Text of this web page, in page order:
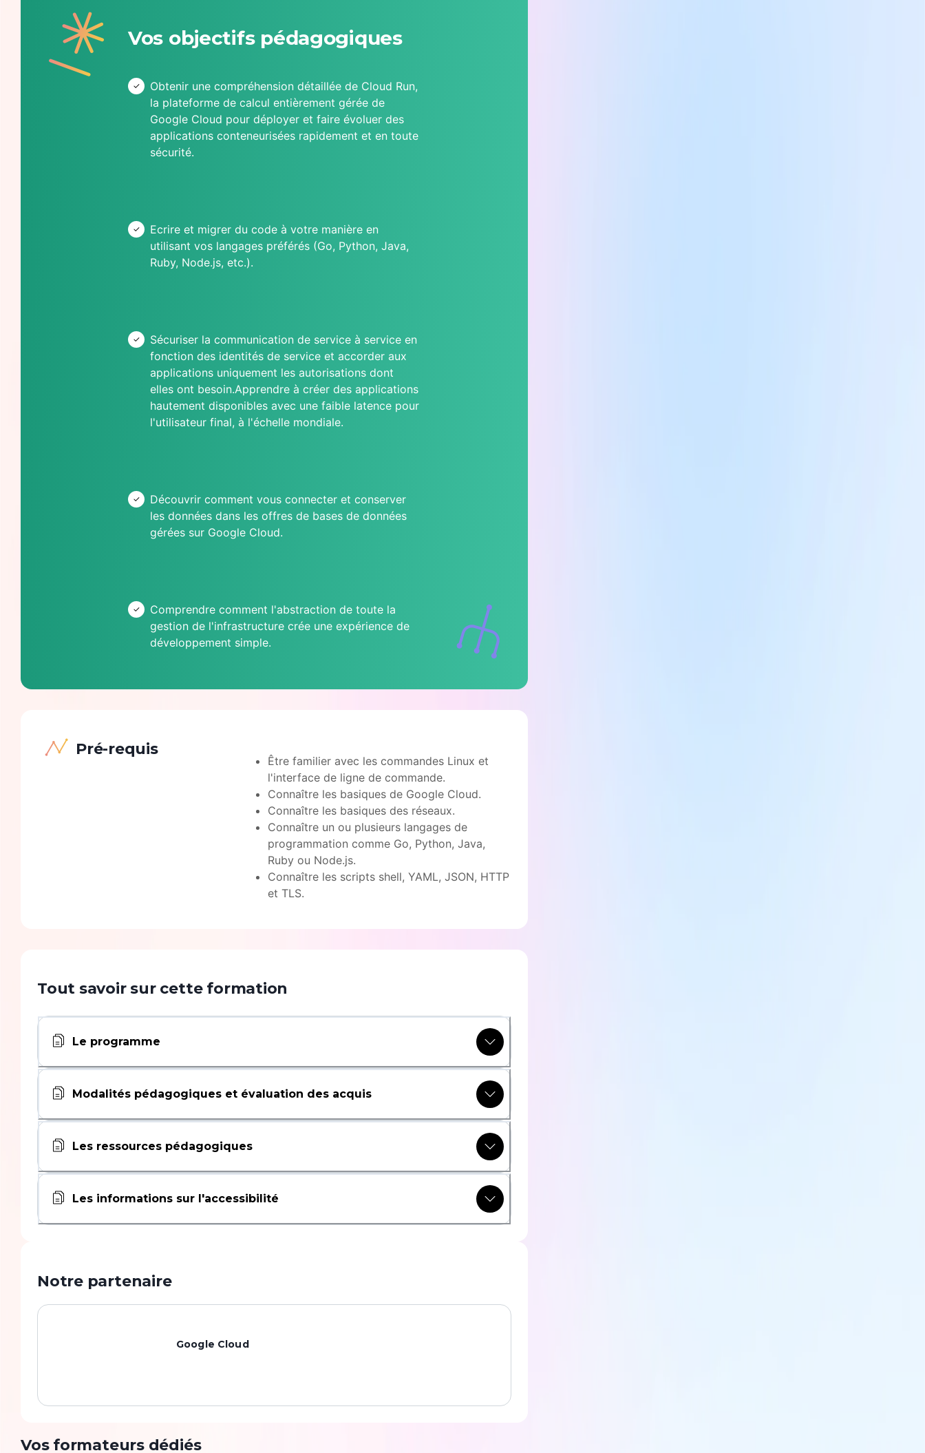
Vos objectifs pédagogiques
Obtenir une compréhension détaillée de Cloud Run,
la plateforme de calcul entièrement gérée de
Google Cloud pour déployer et faire évoluer des
applications conteneurisées rapidement et en toute
sécurité.
Ecrire et migrer du code à votre manière en
utilisant vos langages préférés (Go, Python, Java,
Ruby, Node.js, etc.).
Sécuriser la communication de service à service en
fonction des identités de service et accorder aux
applications uniquement les autorisations dont
elles ont besoin.Apprendre à créer des applications
hautement disponibles avec une faible latence pour
l'utilisateur final, à l'échelle mondiale.
Découvrir comment vous connecter et conserver
les données dans les offres de bases de données
gérées sur Google Cloud.
Comprendre comment l'abstraction de toute la
gestion de l'infrastructure crée une expérience de
développement simple.
Pré-requis
Être familier avec les commandes Linux et
l'interface de ligne de commande.
Connaître les basiques de Google Cloud.
Connaître les basiques des réseaux.
Connaître un ou plusieurs langages de
programmation comme Go, Python, Java,
Ruby ou Node.js.
Connaître les scripts shell, YAML, JSON, HTTP
et TLS.
Tout savoir sur cette formation
Le programme
Modalités pédagogiques et évaluation des acquis
Les ressources pédagogiques
Les informations sur l'accessibilité
Notre partenaire
Google Cloud
Vos formateurs dédiés